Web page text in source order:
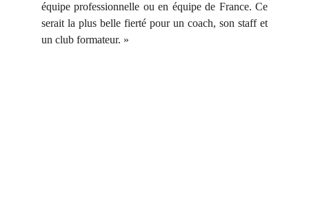
équipe professionnelle ou en équipe de France. Ce
serait la plus belle fierté pour un coach, son staff et
un club formateur. »